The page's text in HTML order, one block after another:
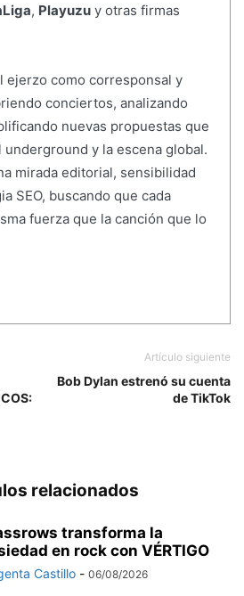
, Playuzuy otras firmas
ejerzo como corresponsal y
conciertos, analizando
nuevas propuestas que
y la escena global.
mirada editorial, sensibilidad
SEO, buscando que cada
fuerza que la canción que lo
Artículo siguiente
Bob Dylan estrenó su cuenta
de TikTok
relacionados
transforma la
en rock con VÉRTIGO
Castillo - 06/08/2026